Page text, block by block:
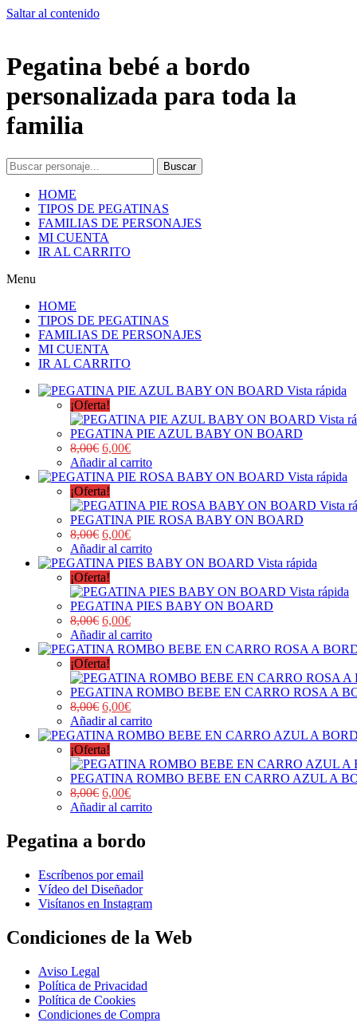
Saltar al contenido
Pegatina bebé a bordo
personalizada para toda la
familia
Buscar
HOME
TIPOS DE PEGATINAS
FAMILIAS DE PERSONAJES
MI CUENTA
IR AL CARRITO
Menu
HOME
TIPOS DE PEGATINAS
FAMILIAS DE PERSONAJES
MI CUENTA
IR AL CARRITO
Vista rápida
¡Oferta!
Vista
PEGATINA PIE AZUL BABY ON BOARD
8,00€ 6,00€
Añadir al carrito
Vista rápida
¡Oferta!
Vista
PEGATINA PIE ROSA BABY ON BOARD
8,00€ 6,00€
Añadir al carrito
Vista rápida
¡Oferta!
Vista rápida
PEGATINA PIES BABY ON BOARD
8,00€ 6,00€
Añadir al carrito
¡Oferta!
PEGATINA ROMBO BEBE EN CARRO ROSA A
8,00€ 6,00€
Añadir al carrito
¡Oferta!
PEGATINA ROMBO BEBE EN CARRO AZUL A
8,00€ 6,00€
Añadir al carrito
Pegatina a bordo
Escríbenos por email
Vídeo del Diseñador
Visítanos en Instagram
Condiciones de la Web
Aviso Legal
Política de Privacidad
Política de Cookies
Condiciones de Compra